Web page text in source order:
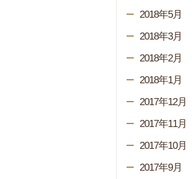
2018年5月
2018年3月
2018年2月
2018年1月
2017年12月
2017年11月
2017年10月
2017年9月